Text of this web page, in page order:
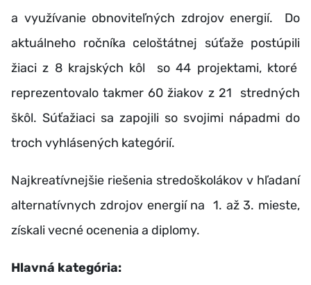
a využívanie obnoviteľných zdrojov energií. Do
aktuálneho ročníka celoštátnej súťaže postúpili
žiaci z 8 krajských kôl so 44 projektami, ktoré
reprezentovalo takmer 60 žiakov z 21 stredných
škôl. Súťažiaci sa zapojili so svojimi nápadmi do
troch vyhlásených kategórií.
Najkreatívnejšie riešenia stredoškolákov v hľadaní
alternatívnych zdrojov energií na 1. až 3. mieste,
získali vecné ocenenia a diplomy.
Hlavná kategória: